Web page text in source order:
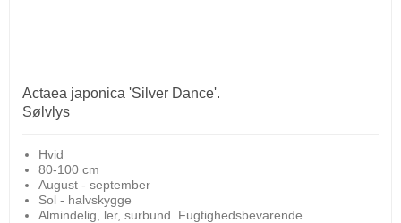
Actaea japonica 'Silver Dance'.
Sølvlys
Hvid
80-100 cm
August - september
Sol - halvskygge
Almindelig, ler, surbund. Fugtighedsbevarende.